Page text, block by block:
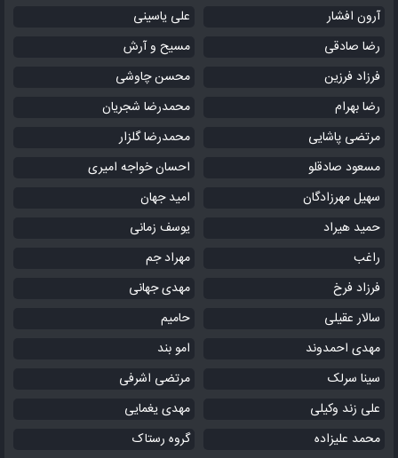
آرون افشار
علی یاسینی
رضا صادقی
مسیح و آرش
فرزاد فرزین
محسن چاوشی
رضا بهرام
محمدرضا شجریان
مرتضی پاشایی
محمدرضا گلزار
مسعود صادقلو
احسان خواجه امیری
سهیل مهرزادگان
امید جهان
حمید هیراد
یوسف زمانی
راغب
مهراد جم
فرزاد فرخ
مهدی جهانی
سالار عقیلی
حامیم
مهدی احمدوند
امو بند
سینا سرلک
مرتضی اشرفی
علی زند وکیلی
مهدی یغمایی
محمد علیزاده
گروه رستاک